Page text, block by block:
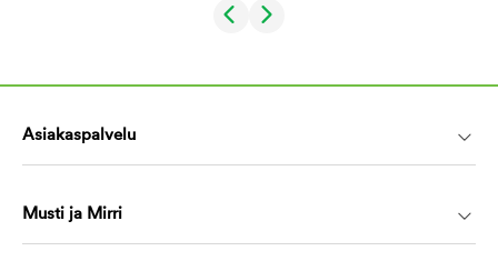
Asiakaspalvelu
Musti ja Mirri